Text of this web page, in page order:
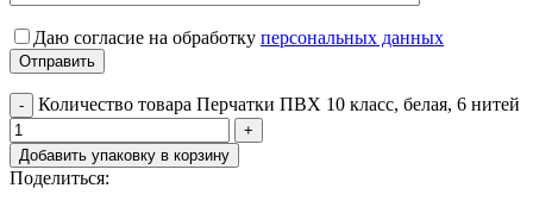
Даю согласие на обработку персональных данных
Количество товара Перчатки ПВХ 10 класс, белая, 6 нитей
Добавить упаковку в корзину
Поделиться: